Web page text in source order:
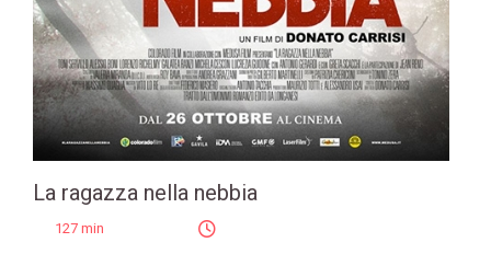
La ragazza nella nebbia
127 min